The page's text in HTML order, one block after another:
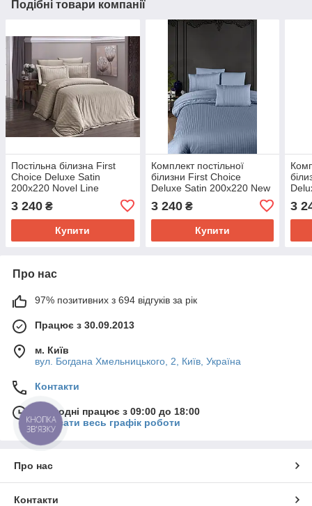
Подібні товари компанії
Постільна білизна First
Choice Deluxe Satin
200х220 Novel Line
3 240 ₴
Купити
Комплект постільної
білизни First Choice
Deluxe Satin 200х220 New
3 240₴
Купити
3
Про нас
97% позитивних з 694 відгуків за рік
Працює з 30.09.2013
м. Київ
вул. Богдана Хмельницького, 2, Київ, Україна
Контакти
Сьогодні працює з 09:00 до 18:00
Показати весь графік роботи
Про нас
Контакти
КНОПКА
ЗВ'ЯЗКУ